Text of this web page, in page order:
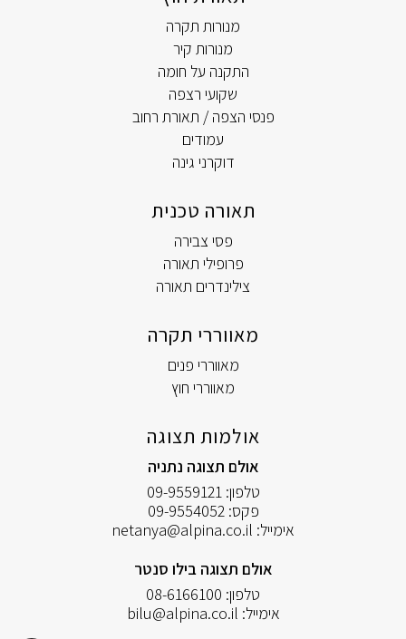
מנורות תקרה
מנורות קיר
התקנה על חומה
שקועי רצפה
פנסי הצפה / תאורת רחוב
עמודים
דוקרני גינה
תאורה טכנית
פסי צבירה
פרופילי תאורה
צילינדרים תאורה
מאווררי תקרה
מאווררי פנים
מאווררי חוץ
אולמות תצוגה
אולם תצוגה נתניה
טלפון:09-9559121
פקס:09-9554052
אימייל: netanya@alpina.co.il
אולם תצוגה בילו סנטר
טלפון: 08-6166100
אימייל: bilu@alpina.co.il